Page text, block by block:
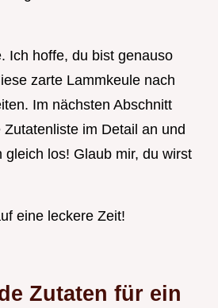
Ich hoffe, du bist genauso
zarte Lammkeule nach
Im nächsten Abschnitt
im Detail an und
gleich los! Glaub mir, du wirst
eine leckere Zeit!
Zutaten für ein